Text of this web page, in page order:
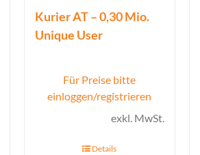
Kurier AT – 0,30 Mio.
Unique User
Für Preise bitte
einloggen/registrieren
exkl. MwSt.
Details